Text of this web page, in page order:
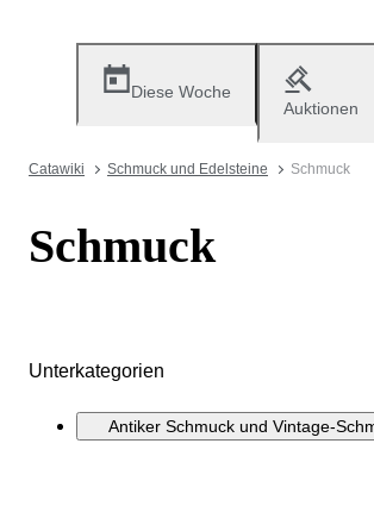
Diese Woche
Auktionen
Catawiki Schmuck und Edelsteine Schmuck
Schmuck
Unterkategorien
Antiker Schmuck und Vintage-